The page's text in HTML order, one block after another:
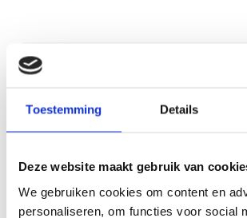
Toestemming Details
Deze website maakt gebruik van
We gebruiken cookies om content en
personaliseren, om functies voor social
Verwijzers
Archipel Expertisecentra
Gespecialiseerde hospice zorg
Agressie
Innovatie en onderzoek
Leren en Ontwikkelen